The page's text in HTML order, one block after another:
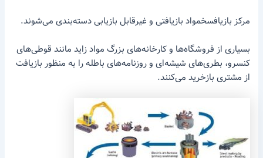
مرکز بازیافسخمواد بازیافتی و غیرقابل بازیابی دسته‌بندی می‌شوند.
بسیاری از فروشگاه‌ها و کارخانه‌های بزرگ مواد زاید مانند قوطی‌های
کنسرو، بطری‌های شیشه‌ای و روزنامه‌های باطله را به منظور بازیافت
از مشتری بازخرید می‌کنند.